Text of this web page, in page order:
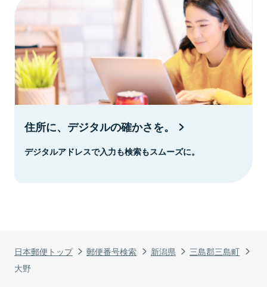
日本郵便トップ 郵便番号検索 新潟県
三島郡三島町
大野
住所に、デジタルの確かさを。
デジタルアドレスで入力も検索もスムーズに。